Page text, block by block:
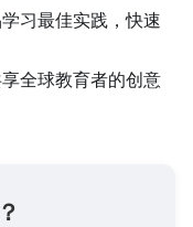
习最佳实践，快速
全球教育者的创意